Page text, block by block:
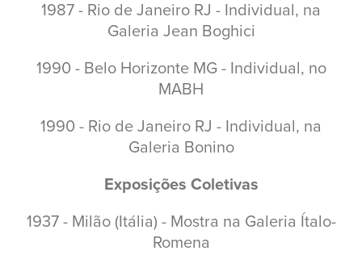
1987 - Rio de Janeiro RJ - Individual, na
Galeria Jean Boghici
1990 - Belo Horizonte MG - Individual, no
MABH
1990 - Rio de Janeiro RJ - Individual, na
Galeria Bonino
Exposições Coletivas
1937 - Milão (Itália) - Mostra na Galeria Ítalo-
Romena